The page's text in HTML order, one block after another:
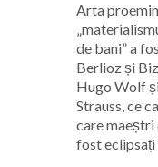
Arta
de bani” a
Berlioz și
Hugo Wolf
Strauss, ce
care maeștri
fost eclipsați